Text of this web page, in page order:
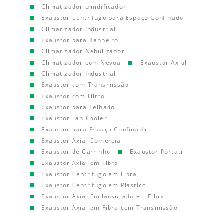
Climatizador umidificador
Exaustor Centrifugo para Espaço Confinado
Climatizador Industrial
Exaustor para Banheiro
Climatizador Nebulizador
Climatizador com Nevoa
Exaustor Axial
Climatizador Industrial
Exaustor com Transmissão
Exaustor com Filtro
Exaustor para Telhado
Exaustor Fan Cooler
Exaustor para Espaço Confinado
Exaustor Axial Comercial
Exaustor de Carrinho
Exaustor Portatil
Exaustor Axial em Fibra
Exaustor Centrifugo em Fibra
Exaustor Centrifugo em Plastico
Exaustor Axial Enclausurado em Fibra
Exaustor Axial em Fibra com Transmissão